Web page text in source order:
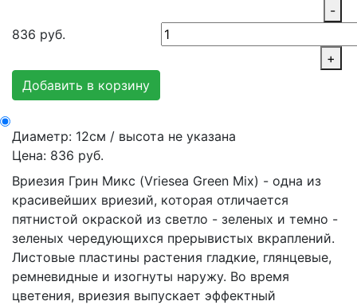
836 руб.
-
+
Добавить в корзину
Диаметр: 12см / высота не указана
Цена: 836 руб.
Вриезия Грин Микс (Vriesea Green Mix) - одна из
красивейших вриезий, которая отличается
пятнистой окраской из светло - зеленых и темно -
зеленых чередующихся прерывистых вкраплений.
Листовые пластины растения гладкие, глянцевые,
ремневидные и изогнуты наружу. Во время
цветения, вриезия выпускает эффектный